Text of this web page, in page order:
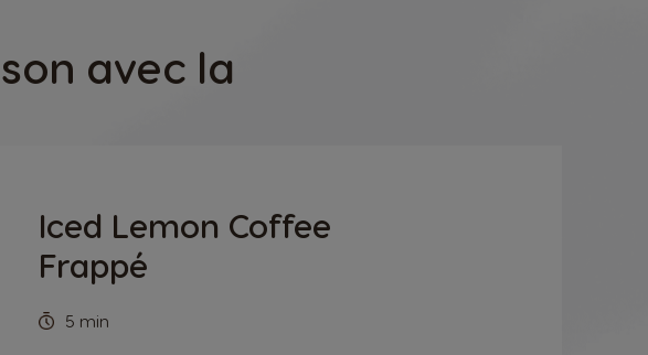
avec la
Iced Lemon Coffee
Frappé
5 min